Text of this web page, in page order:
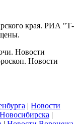
края. РИА "Т-
Новости
Новости
| Новости
|